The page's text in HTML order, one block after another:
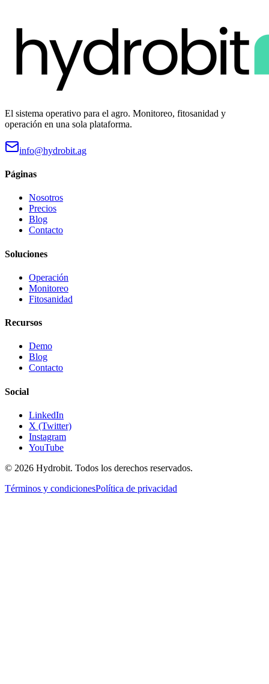
El sistema operativo para el agro. Monitoreo, fitosanidad y
operación en una sola plataforma.
info@hydrobit.ag
Páginas
Nosotros
Precios
Blog
Contacto
Soluciones
Operación
Monitoreo
Fitosanidad
Recursos
Demo
Blog
Contacto
Social
LinkedIn
X (Twitter)
Instagram
YouTube
© 2026 Hydrobit. Todos los derechos reservados.
Términos y condicionesPolítica de privacidad